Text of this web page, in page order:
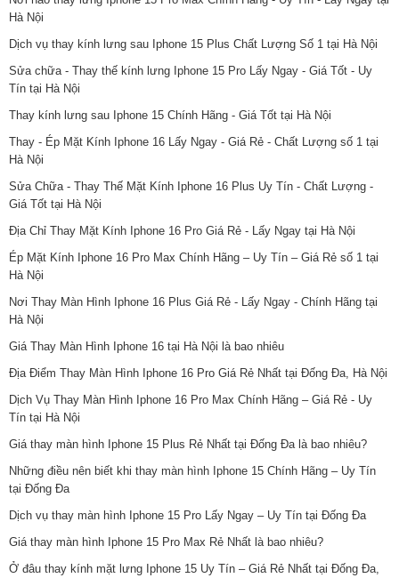
Hà Nội
Dịch vụ thay kính lưng sau Iphone 15 Plus Chất Lượng Số 1 tại Hà Nội
Sửa chữa - Thay thế kính lưng Iphone 15 Pro Lấy Ngay - Giá Tốt - Uy
Tín tại Hà Nội
Thay kính lưng sau Iphone 15 Chính Hãng - Giá Tốt tại Hà Nội
Thay - Ép Mặt Kính Iphone 16 Lấy Ngay - Giá Rẻ - Chất Lượng số 1 tại
Hà Nội
Sửa Chữa - Thay Thế Mặt Kính Iphone 16 Plus Uy Tín - Chất Lượng -
Giá Tốt tại Hà Nội
Địa Chỉ Thay Mặt Kính Iphone 16 Pro Giá Rẻ - Lấy Ngay tại Hà Nội
Ép Mặt Kính Iphone 16 Pro Max Chính Hãng – Uy Tín – Giá Rẻ số 1 tại
Hà Nội
Nơi Thay Màn Hình Iphone 16 Plus Giá Rẻ - Lấy Ngay - Chính Hãng tại
Hà Nội
Giá Thay Màn Hình Iphone 16 tại Hà Nội là bao nhiêu
Địa Điểm Thay Màn Hình Iphone 16 Pro Giá Rẻ Nhất tại Đống Đa, Hà Nội
Dịch Vụ Thay Màn Hình Iphone 16 Pro Max Chính Hãng – Giá Rẻ - Uy
Tín tại Hà Nội
Giá thay màn hình Iphone 15 Plus Rẻ Nhất tại Đống Đa là bao nhiêu?
Những điều nên biết khi thay màn hình Iphone 15 Chính Hãng – Uy Tín
tại Đống Đa
Dịch vụ thay màn hình Iphone 15 Pro Lấy Ngay – Uy Tín tại Đống Đa
Giá thay màn hình Iphone 15 Pro Max Rẻ Nhất là bao nhiêu?
Ở đâu thay kính mặt lưng Iphone 15 Uy Tín – Giá Rẻ Nhất tại Đống Đa,